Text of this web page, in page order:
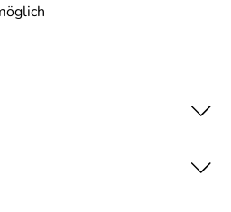
45 ltr. Farbe mirage tan